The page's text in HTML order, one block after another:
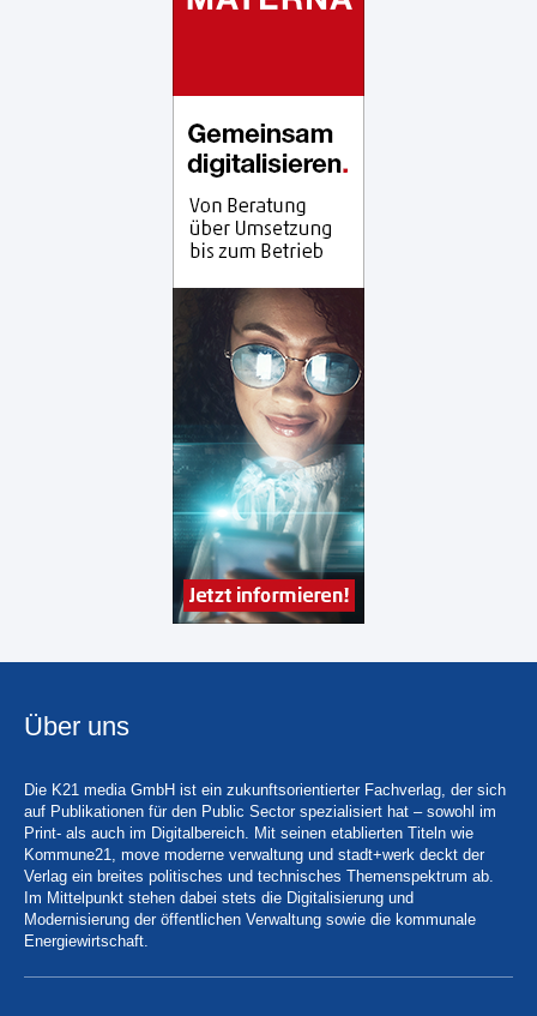
Über uns
Die K21 media GmbH ist ein zukunftsorientierter Fachverlag, der sich
auf Publikationen für den Public Sector spezialisiert hat – sowohl im
Print- als auch im Digitalbereich. Mit seinen etablierten Titeln wie
Kommune21, move moderne verwaltung und stadt+werk deckt der
Verlag ein breites politisches und technisches Themenspektrum ab.
Im Mittelpunkt stehen dabei stets die Digitalisierung und
Modernisierung der öffentlichen Verwaltung sowie die kommunale
Energiewirtschaft.